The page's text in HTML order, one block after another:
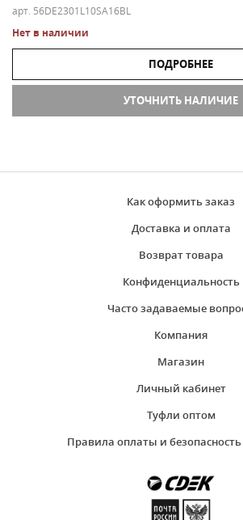
арт. 56DE2301L10SA16BL
Нет в наличии
ПОДРОБНЕЕ
УТОЧНИТЬ НАЛИЧИЕ
Как оформить заказ
Доставка и оплата
Возврат товара
Конфиденциальность
Часто задаваемые
Компания
Магазин
Личный кабинет
Туфли оптом
Правила оплаты и